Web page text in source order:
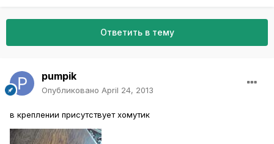
Ответить в тему
pumpik
Опубликовано April 24, 2013
в креплении присутствует хомутик